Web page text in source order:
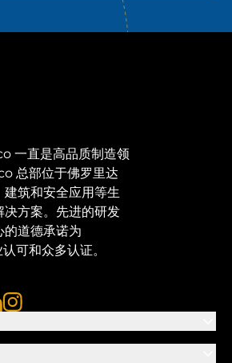
一直是高品质制造领
总部位于佛罗里达
筑和安全应用等生
决方案。先进的研发
的道德承诺为
可和众多认证。